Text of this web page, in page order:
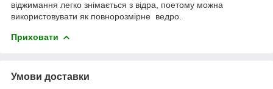
віджимання легко знімається з відра, поетому можна
використовувати як повнорозмірне ведро.
Приховати
Умови доставки